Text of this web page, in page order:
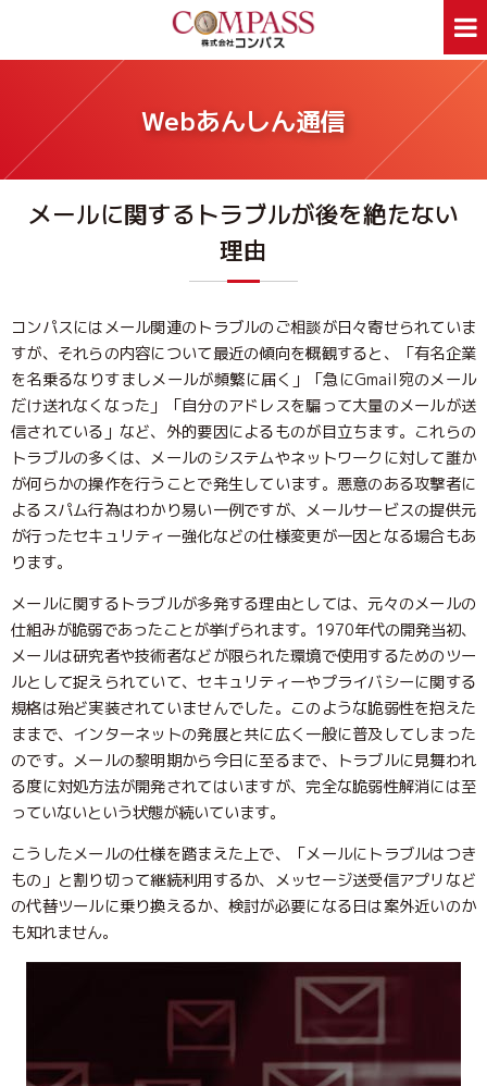
ホーム
ホームページ制作 デザイン印刷
ウェアプリント
旅行事業部 資料ダウンロード
外部スタッフ募集
サイトマップ
お問合せはお気軽に
TEL: 046-250-1005
月～金曜日 9:00～17:00
お問合せ
Webあんしん通信
メールに関するトラブルが後を絶たない
理由
コンパスにはメール関連のトラブルのご相談が日々寄せられていま
すが、それらの内容について最近の傾向を概観すると、「有名企業
を名乗るなりすましメールが頻繁に届く」「急にGmail宛のメール
だけ送れなくなった」「自分のアドレスを騙って大量のメールが送
信されている」など、外的要因によるものが目立ちます。これらの
トラブルの多くは、メールのシステムやネットワークに対して誰か
が何らかの操作を行うことで発生しています。悪意のある攻撃者に
よるスパム行為はわかり易い一例ですが、メールサービスの提供元
が行ったセキュリティー強化などの仕様変更が一因となる場合もあ
ります。
メールに関するトラブルが多発する理由としては、元々のメールの
仕組みが脆弱であったことが挙げられます。1970年代の開発当初、
メールは研究者や技術者などが限られた環境で使用するためのツー
ルとして捉えられていて、セキュリティーやプライバシーに関する
規格は殆ど実装されていませんでした。このような脆弱性を抱えた
ままで、インターネットの発展と共に広く一般に普及してしまった
のです。メールの黎明期から今日に至るまで、トラブルに見舞われ
る度に対処方法が開発されてはいますが、完全な脆弱性解消には至
っていないという状態が続いています。
こうしたメールの仕様を踏まえた上で、「メールにトラブルはつき
もの」と割り切って継続利用するか、メッセージ送受信アプリなど
の代替ツールに乗り換えるか、検討が必要になる日は案外近いのか
も知れません。